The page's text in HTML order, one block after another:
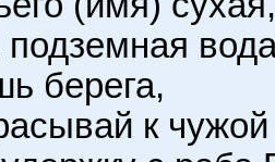
подземная
берега,
к чужой